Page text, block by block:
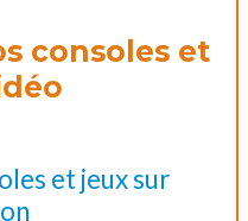
consoles et